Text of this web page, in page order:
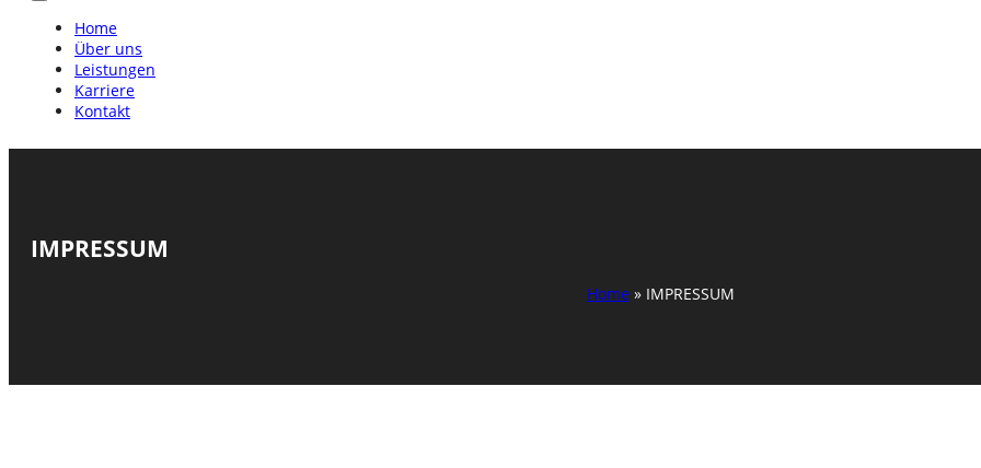
Home
Über uns
Leistungen
Karriere
Kontakt
IMPRESSUM
Home » IMPRESSUM